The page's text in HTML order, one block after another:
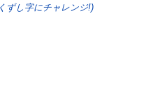
ずし字にチャレンジ!)